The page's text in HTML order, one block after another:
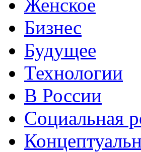
Женское
Бизнес
Будущее
Технологии
В России
Социальная